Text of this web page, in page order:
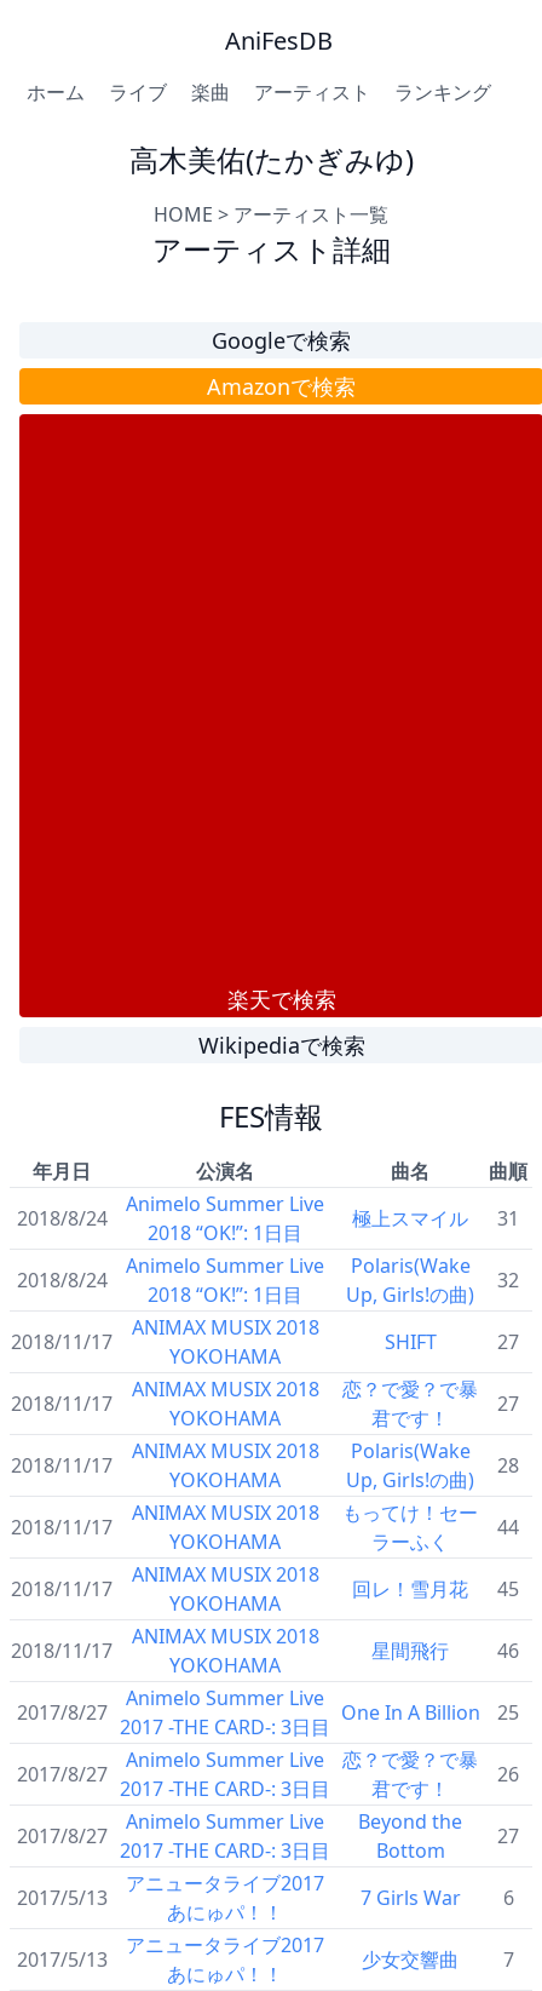
AniFesDB
ホーム ライブ 楽曲 アーティスト ランキング
高木美佑(たかぎみゆ)
HOME > アーティスト一覧
アーティスト詳細
Googleで検索
Amazonで検索
楽天で検索
Wikipediaで検索
FES情報
年月日 公演名 曲名
曲順
2018/8/24
Animelo Summer Live
2018 “OK!”: 1日目
極上スマイル 31
2018/8/24
Animelo Summer Live
2018 “OK!”: 1日目
Polaris(Wake
Up, Girls!の曲)
32
2018/11/17
ANIMAX MUSIX 2018
YOKOHAMA
SHIFT 27
2018/11/17
ANIMAX MUSIX 2018
YOKOHAMA
恋？で愛？で暴
君です！
27
2018/11/17
ANIMAX MUSIX 2018
YOKOHAMA
Polaris(Wake
Up, Girls!の曲)
28
2018/11/17
ANIMAX MUSIX 2018
YOKOHAMA
もってけ！セー
ラーふく
44
2018/11/17
ANIMAX MUSIX 2018
YOKOHAMA
回レ！雪月花 45
2018/11/17
ANIMAX MUSIX 2018
YOKOHAMA
星間飛行 46
2017/8/27
Animelo Summer Live
2017 -THE CARD-: 3日目
One In A Billion 25
2017/8/27
Animelo Summer Live
2017 -THE CARD-: 3日目
恋？で愛？で暴
君です！
26
2017/8/27
Animelo Summer Live
2017 -THE CARD-: 3日目
Beyond the
Bottom
27
2017/5/13
アニュータライブ2017
あにゅパ！！
7 Girls War 6
2017/5/13
アニュータライブ2017
あにゅパ！！
少女交響曲 7